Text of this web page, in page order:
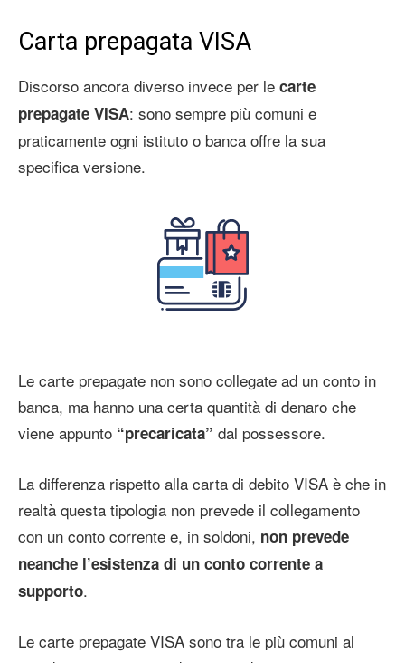
Carta prepagata VISA
Discorso ancora diverso invece per le carte
prepagate VISA: sono sempre più comuni e
praticamente ogni istituto o banca offre la sua
specifica versione.
Le carte prepagate non sono collegate ad un conto in
banca, ma hanno una certa quantità di denaro che
viene appunto “precaricata” dal possessore.
La differenza rispetto alla carta di debito VISA è che in
realtà questa tipologia non prevede il collegamento
con un conto corrente e, in soldoni, non prevede
neanche l’esistenza di un conto corrente a
supporto.
Le carte prepagate VISA sono tra le più comuni al